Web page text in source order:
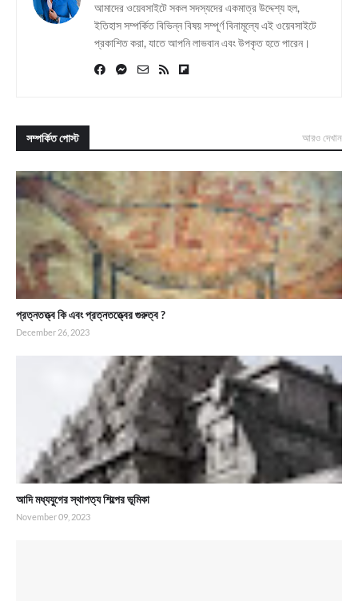
আমাদের ওয়েবসাইটে সকল সদস্যদের একমাত্র উদ্দেশ্য হল,
ইতিহাস সম্পর্কিত বিভিন্ন বিষয় সম্পূর্ণ বিনামূল্যে এই ওয়েবসাইটে
প্রকাশিত করা, যাতে আপনি লাভবান এবং উপকৃত হতে পারেন।
সম্পর্কিত পোস্ট আরও দেখান
প্রত্নতত্ত্ব কি এবং প্রত্নতত্ত্বের গুরুত্ব ?
December 26, 2023
আদি মধ্যযুগের স্থাপত্য শিল্পের ভূমিকা
November 09, 2023